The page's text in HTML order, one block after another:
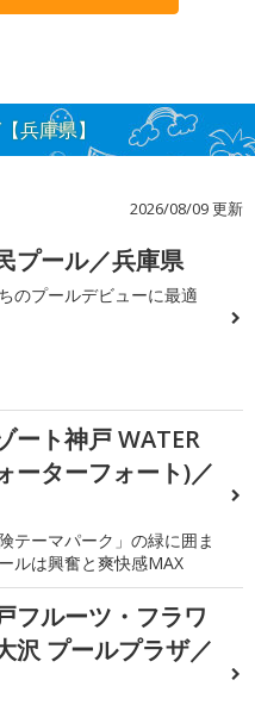
兵庫県】
2026/08/09 更新
プール／兵庫県
のプールデビューに最適
ート神戸 WATER
ーターフォート)／
テーマパーク」の緑に囲ま
ルは興奮と爽快感MAX
フルーツ・フラワ
沢 プールプラザ／